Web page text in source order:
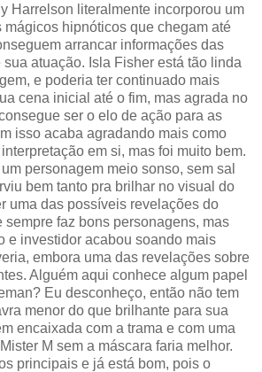
Harrelson literalmente incorporou um
mágicos hipnóticos que chegam até
arrancar informações das
atuação. Isla Fisher está tão linda
e poderia ter continuado mais
cena inicial até o fim, mas agrada no
ser o elo de ação para as
isso acaba agradando mais como
em si, mas foi muito bem.
personagem meio sonso, sem sal
bem tanto pra brilhar no visual do
uma das possíveis revelações do
faz bons personagens, mas
e investidor acabou soando mais
embora uma das revelações sobre
Alguém aqui conhece algum papel
Eu desconheço, então não tem
menor do que brilhante para sua
encaixada com a trama e com uma
M sem a máscara faria melhor.
principais e já está bom, pois o